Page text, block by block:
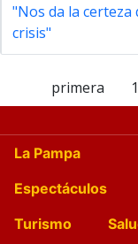
"Nos da la certeza
crisis"
primera 1
La Pampa
Espectáculos
Turismo